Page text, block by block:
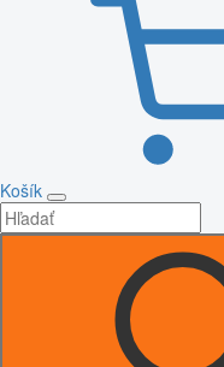
Košík